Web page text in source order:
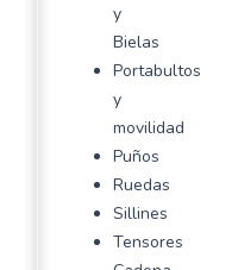
y
Bielas
Portabultos
y
movilidad
Puños
Ruedas
Sillines
Tensores